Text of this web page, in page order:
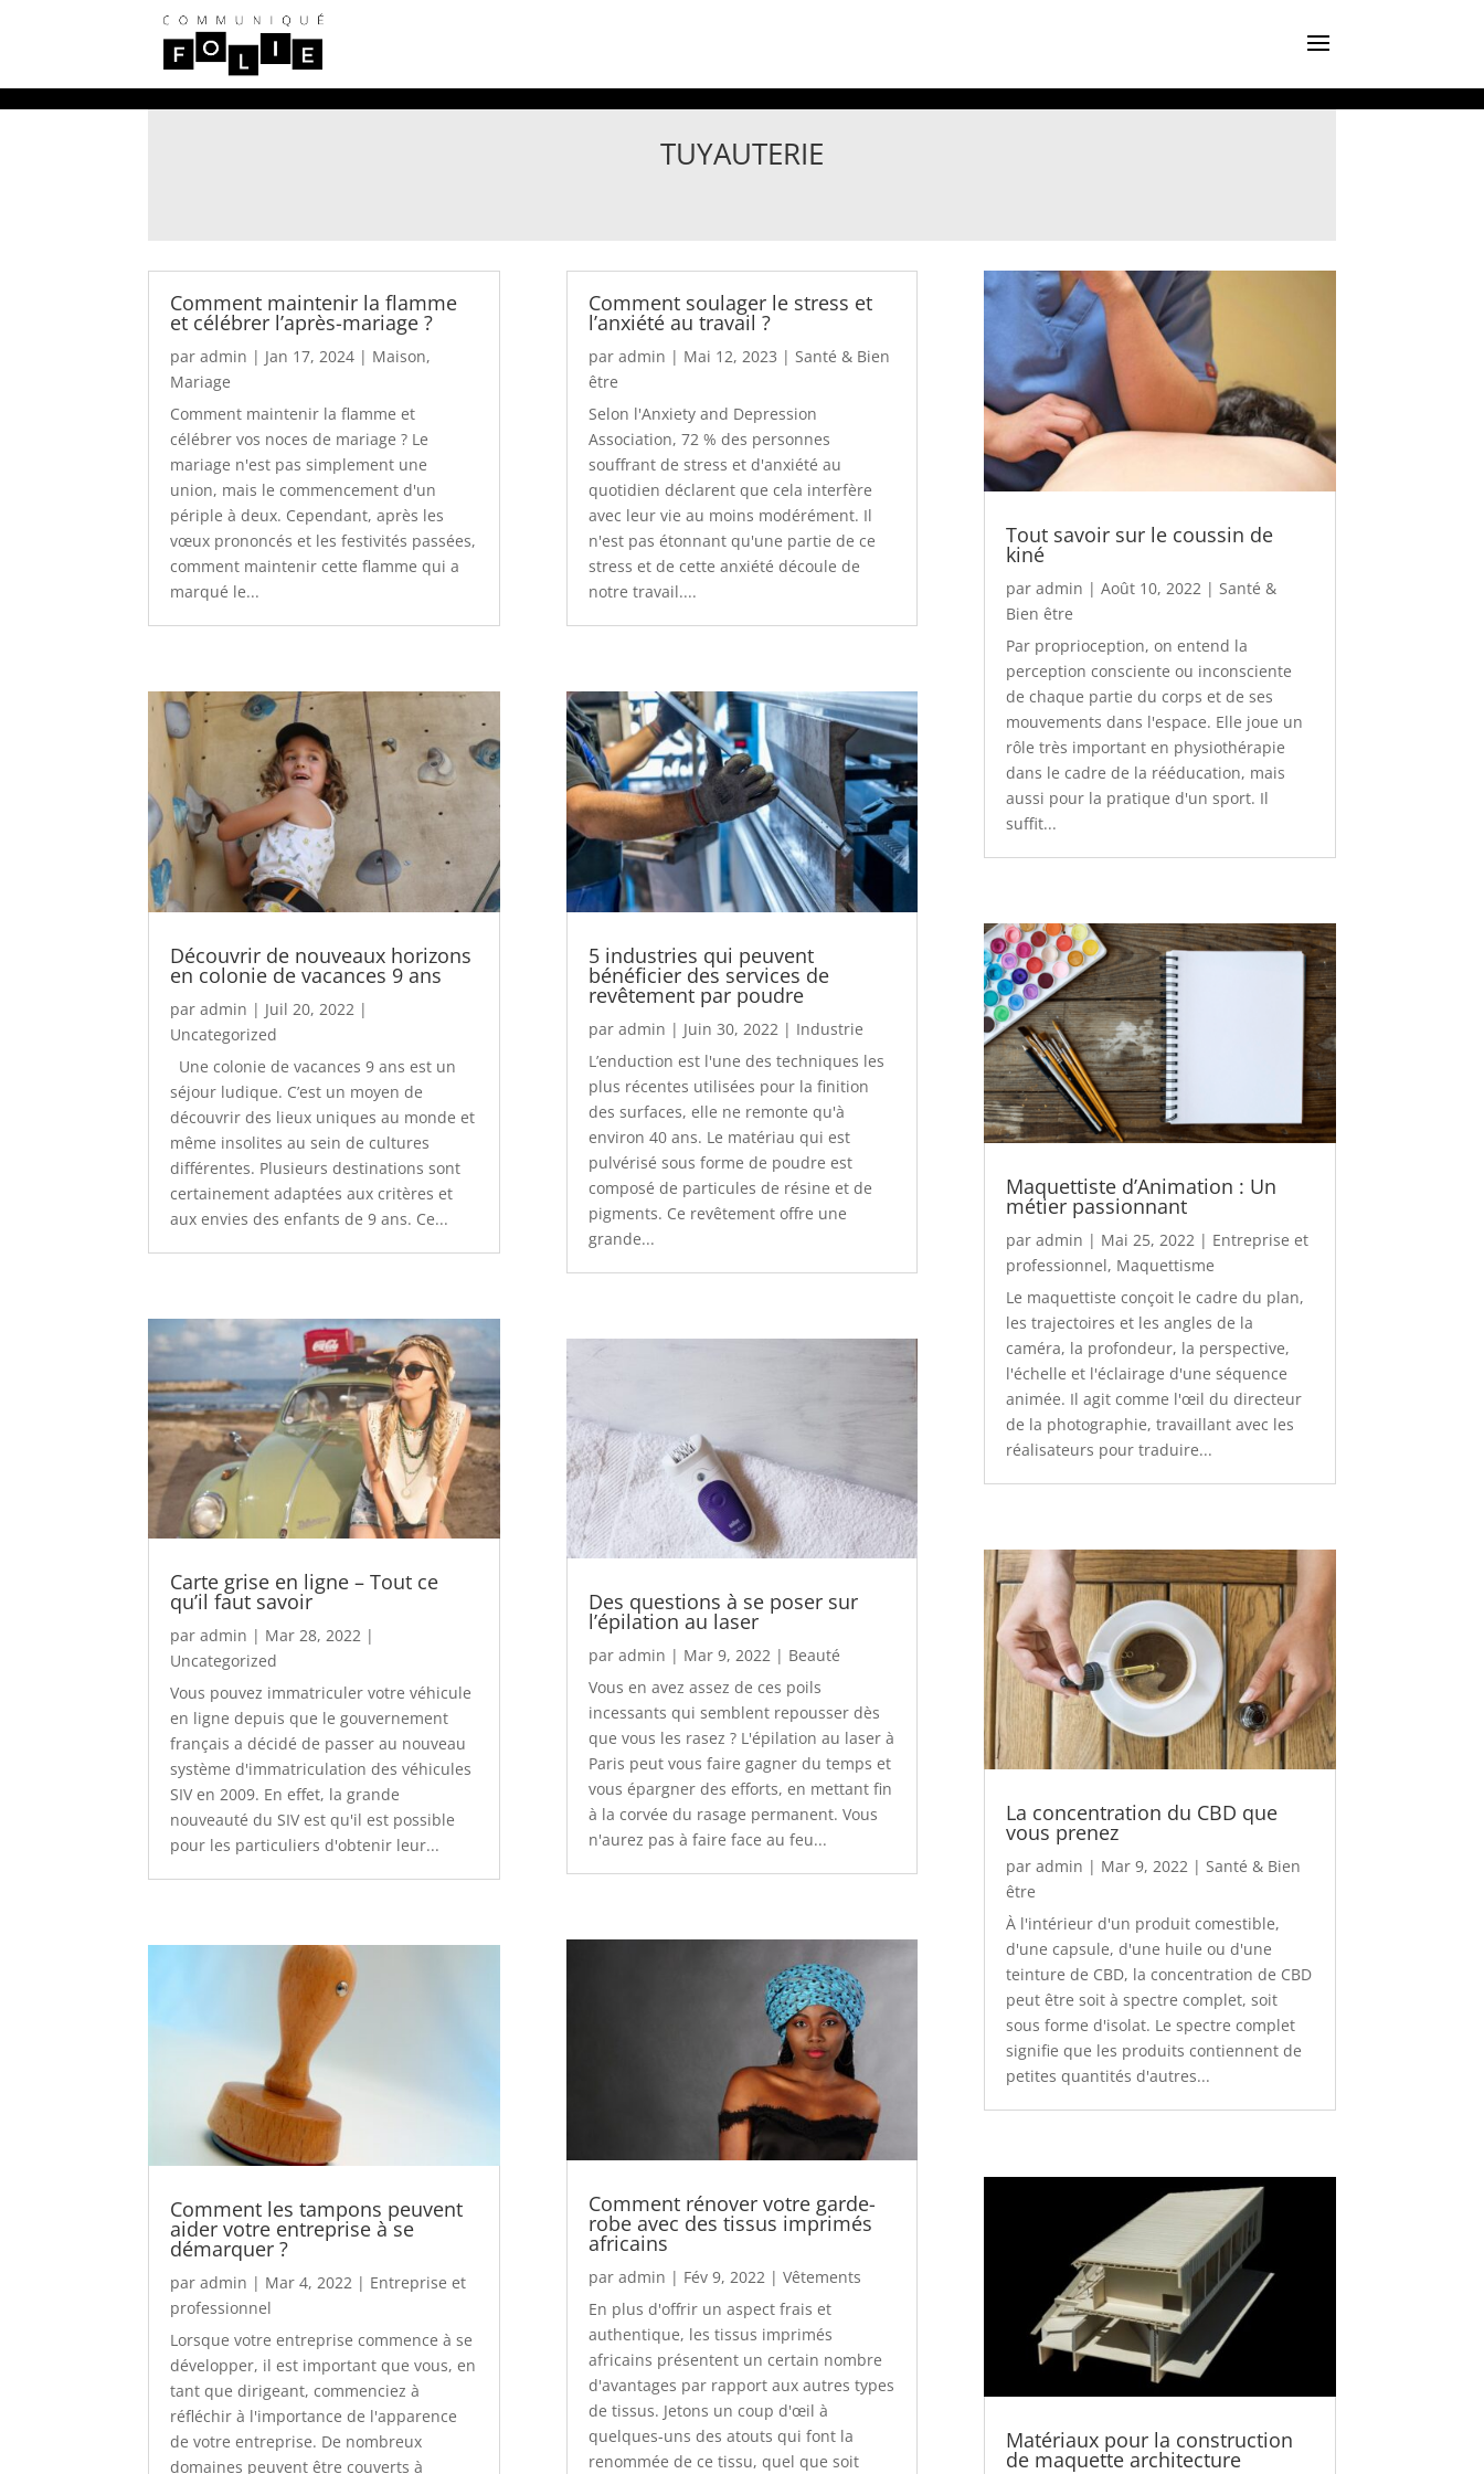
TUYAUTERIE
Comment maintenir la flamme
et célébrer l’après-mariage ?
paradmin | Jan 17, 2024 | Maison,
Mariage
Comment maintenir la flamme et
célébrer vos noces de mariage ? Le
mariage n'est pas simplement une
union, mais le commencement d'un
périple à deux. Cependant, après les
vœux prononcés et les festivités passées,
comment maintenir cette flamme qui a
marqué le...
Découvrir de nouveaux horizons
en colonie de vacances 9 ans
paradmin | Juil 20, 2022 |
Uncategorized
Une colonie de vacances 9 ans est un
séjour ludique. C’est un moyen de
découvrir des lieux uniques au monde et
même insolites au sein de cultures
différentes. Plusieurs destinations sont
certainement adaptées aux critères et
aux envies des enfants de 9 ans. Ce...
Carte grise en ligne – Tout ce
qu’il faut savoir
paradmin | Mar 28, 2022 |
Uncategorized
Vous pouvez immatriculer votre véhicule
en ligne depuis que le gouvernement
français a décidé de passer au nouveau
système d'immatriculation des véhicules
SIV en 2009. En effet, la grande
nouveauté du SIV est qu'il est possible
pour les particuliers d'obtenir leur...
Comment les tampons peuvent
aider votre entreprise à se
démarquer ?
paradmin | Mar 4, 2022 | Entreprise et
professionnel
Lorsque votre entreprise commence à se
développer, il est important que vous, en
tant que dirigeant, commenciez à
réfléchir à l'importance de l'apparence
de votre entreprise. De nombreux
domaines peuvent être couverts à
Comment soulager le stress et
l’anxiété au travail ?
par admin | Mai 12, 2023 | Santé & Bien
être
Selon l'Anxiety and Depression
Association, 72 % des personnes
souffrant de stress et d'anxiété au
quotidien déclarent que cela interfère
avec leur vie au moins modérément. Il
n'est pas étonnant qu'une partie de ce
stress et de cette anxiété découle de
notre travail....
5 industries qui peuvent
bénéficier des services de
revêtement par poudre
par admin | Juin 30, 2022 | Industrie
L’enduction est l'une des techniques les
plus récentes utilisées pour la finition
des surfaces, elle ne remonte qu'à
environ 40 ans. Le matériau qui est
pulvérisé sous forme de poudre est
composé de particules de résine et de
pigments. Ce revêtement offre une
grande...
Des questions à se poser sur
l’épilation au laser
par admin | Mar 9, 2022| Beauté
Vous en avez assez de ces poils
incessants qui semblent repousser dès
que vous les rasez ? L'épilation au laser à
Paris peut vous faire gagner du temps et
vous épargner des efforts, en mettant fin
à la corvée du rasage permanent. Vous
n'aurez pas à faire face au feu...
Comment rénover votre garde-
robe avec des tissus imprimés
africains
par admin | Fév 9, 2022 | Vêtements
En plus d'offrir un aspect frais et
authentique, les tissus imprimés
africains présentent un certain nombre
d'avantages par rapport aux autres types
de tissus. Jetons un coup d'œil à
quelques-uns des atouts qui font la
renommée de ce tissu, quel que soit
Tout savoir sur le coussin de
kiné
par admin | Août 10, 2022 | Santé &
Bien être
Par proprioception, on entend la
perception consciente ou inconsciente
de chaque partie du corps et de ses
mouvements dans l'espace. Elle joue un
rôle très important en physiothérapie
dans le cadre de la rééducation, mais
aussi pour la pratique d'un sport. Il
suffit...
Maquettiste d’Animation : Un
métier passionnant
par admin | Mai 25, 2022| Entreprise et
professionnel, Maquettisme
Le maquettiste conçoit le cadre du plan,
les trajectoires et les angles de la
caméra, la profondeur, la perspective,
l'échelle et l'éclairage d'une séquence
animée. Il agit comme l'œil du directeur
de la photographie, travaillant avec les
réalisateurs pour traduire...
La concentration du CBD que
vous prenez
par admin | Mar 9, 2022| Santé & Bien
être
À l'intérieur d'un produit comestible,
d'une capsule, d'une huile ou d'une
teinture de CBD, la concentration de CBD
peut être soit à spectre complet, soit
sous forme d'isolat. Le spectre complet
signifie que les produits contiennent de
petites quantités d'autres...
Matériaux pour la construction
de maquette architecture